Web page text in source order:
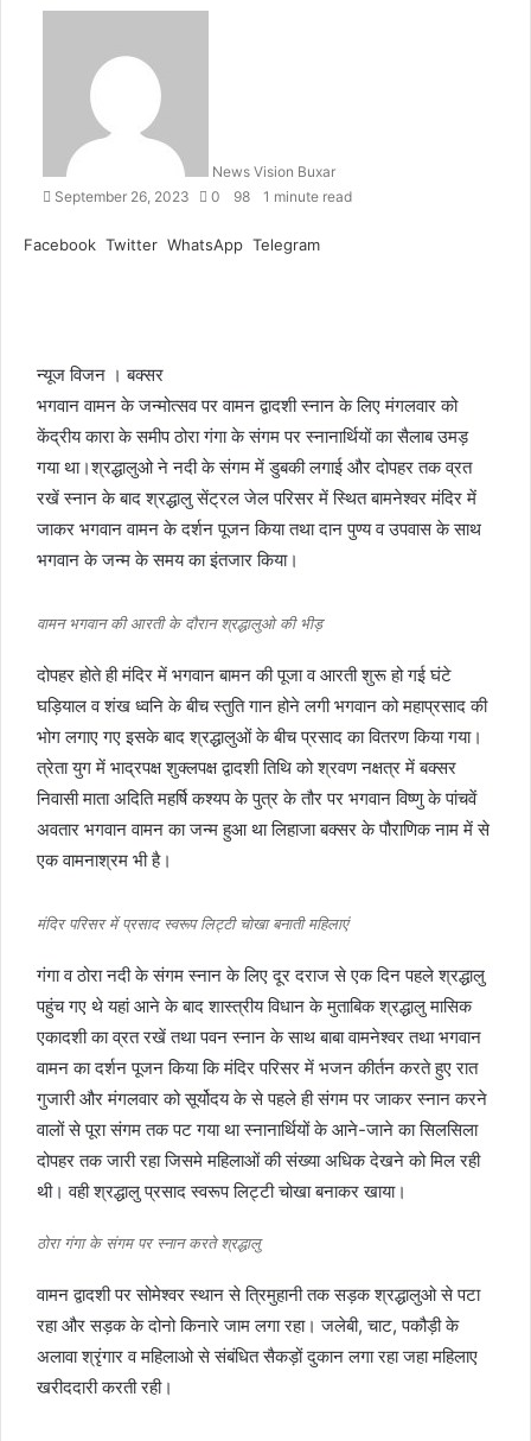
News Vision Buxar
m
September 26, 2023 0 98 1 minute read
Facebook Twitter WhatsApp Telegram
न्यूज विजन । बक्सर
भगवान वामन के जन्मोत्सव पर वामन द्वादशी स्नान के लिए मंगलवार को
केंद्रीय कारा के समीप ठोरा गंगा के संगम पर स्नानार्थियों का सैलाब उमड़
गया था।श्रद्धालुओ ने नदी के संगम में डुबकी लगाई और दोपहर तक व्रत
रखें स्नान के बाद श्रद्धालु सेंट्रल जेल परिसर में स्थित बामनेश्वर मंदिर में
जाकर भगवान वामन के दर्शन पूजन किया तथा दान पुण्य व उपवास के साथ
भगवान के जन्म के समय का इंतजार किया।
वामन भगवान की आरती के दौरान श्रद्धालुओ की भीड़
दोपहर होते ही मंदिर में भगवान बामन की पूजा व आरती शुरू हो गई घंटे
घड़ियाल व शंख ध्वनि के बीच स्तुति गान होने लगी भगवान को महाप्रसाद की
भोग लगाए गए इसके बाद श्रद्धालुओं के बीच प्रसाद का वितरण किया गया।
त्रेता युग में भाद्रपक्ष शुक्लपक्ष द्वादशी तिथि को श्रवण नक्षत्र में बक्सर
निवासी माता अदिति महर्षि कश्यप के पुत्र के तौर पर भगवान विष्णु के पांचवें
अवतार भगवान वामन का जन्म हुआ था लिहाजा बक्सर के पौराणिक नाम में से
एक वामनाश्रम भी है।
मंदिर परिसर में प्रसाद स्वरूप लिट्टी चोखा बनाती महिलाएं
गंगा व ठोरा नदी के संगम स्नान के लिए दूर दराज से एक दिन पहले श्रद्धालु
पहुंच गए थे यहां आने के बाद शास्त्रीय विधान के मुताबिक श्रद्धालु मासिक
एकादशी का व्रत रखें तथा पवन स्नान के साथ बाबा वामनेश्वर तथा भगवान
वामन का दर्शन पूजन किया कि मंदिर परिसर में भजन कीर्तन करते हुए रात
गुजारी और मंगलवार को सूर्योदय के से पहले ही संगम पर जाकर स्नान करने
वालों से पूरा संगम तक पट गया था स्नानार्थियों के आने-जाने का सिलसिला
दोपहर तक जारी रहा जिसमे महिलाओं की संख्या अधिक देखने को मिल रही
थी। वही श्रद्धालु प्रसाद स्वरूप लिट्टी चोखा बनाकर खाया।
ठोरा गंगा के संगम पर स्नान करते श्रद्धालु
वामन द्वादशी पर सोमेश्वर स्थान से त्रिमुहानी तक सड़क श्रद्धालुओ से पटा
रहा और सड़क के दोनो किनारे जाम लगा रहा। जलेबी, चाट, पकौड़ी के
अलावा श्रृंगार व महिलाओ से संबंधित सैकड़ों दुकान लगा रहा जहा महिलाए
खरीददारी करती रही।